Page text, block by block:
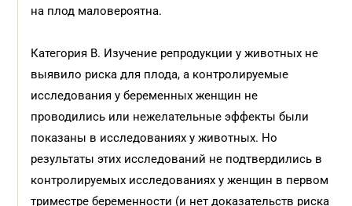
на плод маловероятна.
Категория В. Изучение репродукции у животных не
выявило риска для плода, а контролируемые
исследования у беременных женщин не
проводились или нежелательные эффекты были
показаны в исследованиях у животных. Но
результаты этих исследований не подтвердились в
контролируемых исследованиях у женщин в первом
триместре беременности (и нет доказательств риска